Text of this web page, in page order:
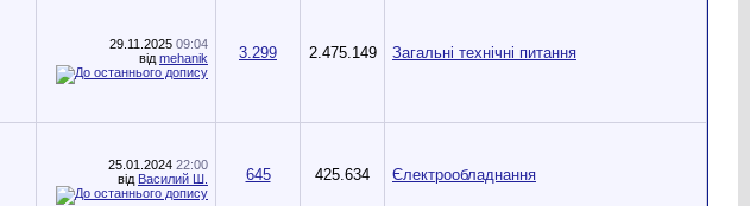
29.11.2025 09:04
від mehanik 3.299 2.475.149 Загальні технічні питання
25.01.2024 22:00
від Василий Ш. 645 425.634 Єлектрообладнання